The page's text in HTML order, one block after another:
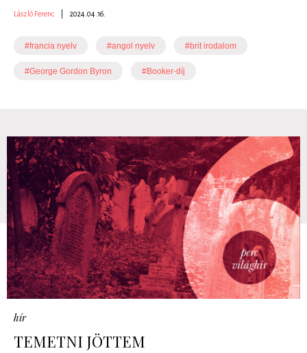
László Ferenc 2024.04.16.
#francia nyelv #angol nyelv #brit irodalom
#George Gordon Byron #Booker-díj
hír
TEMETNI JÖTTEM